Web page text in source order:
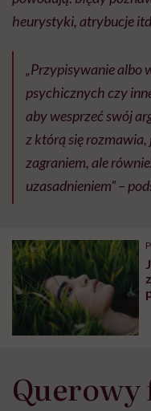
heurystyki, atrybucje
„Przypisywanie albo
psychicznych czy
aby wesprzeć swój
z którą się
zagraniem, ale
uzasadnieniem” –